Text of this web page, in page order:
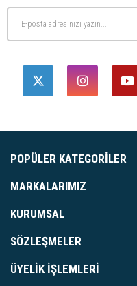
POPÜLER KATEGORILER
MARKALARIMIZ
KURUMSAL
SÖZLEŞMELER
ÜYELIK İŞLEMLERI